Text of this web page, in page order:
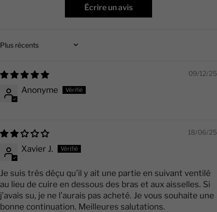
Écrire un avis
Sort by
09/12/25
Anonyme
18/06/25
Xavier J.
Je suis très déçu qu’il y ait une partie en suivant ventilé
au lieu de cuire en dessous des bras et aux aisselles. Si
j’avais su, je ne l’aurais pas acheté. Je vous souhaite une
bonne continuation. Meilleures salutations.